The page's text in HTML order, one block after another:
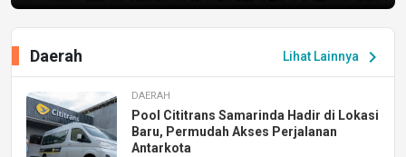
Lihat Lainnya chevron_right
Daerah
DAERAH
Pool Cititrans Samarinda Hadir di Lokasi
Baru, Permudah Akses Perjalanan
Antarkota